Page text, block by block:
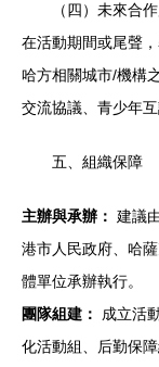
（四）未來合
在活動期間或尾聲
哈方相關城市/機構
交流協議、青少年
五、組織保障
主辦與承辦： 建議
港市人民政府、哈
體單位承辦執行。
團隊組建：
成立活
化活動組、后勤保障